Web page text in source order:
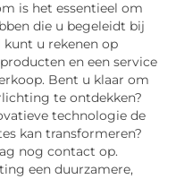
is het essentieel om
die u begeleidt bij
kunt u rekenen op
en een service
Bent u klaar om
te ontdekken?
technologie de
kan transformeren?
nog contact op.
een duurzamere,